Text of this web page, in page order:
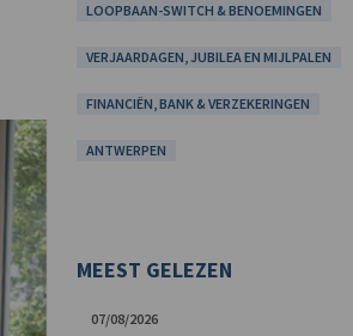
LOOPBAAN-SWITCH & BENOEMINGEN
VERJAARDAGEN, JUBILEA EN MIJLPALEN
FINANCIËN, BANK & VERZEKERINGEN
ANTWERPEN
MEEST GELEZEN
07/08/2026